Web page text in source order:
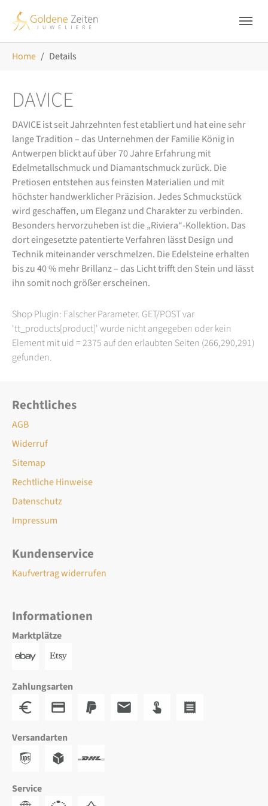
Home Details
DAVICE
DAVICE ist seit Jahrzehnten fest etabliert und hat eine sehr
lange Tradition – das Unternehmen der Familie König in
Antwerpen blickt auf über 70 Jahre Erfahrung mit
Edelmetallschmuck und Diamantschmuck zurück. Die
Pretiosen entstehen aus feinsten Materialien und mit
höchster handwerklicher Präzision. Jedes Schmuckstück
wird geschaffen, um Eleganz und Charakter zu verbinden.
Besonders hervorzuheben ist die „Riviera“-Kollektion. Das
dort eingesetzte patentierte Verfahren lässt Design und
Technik miteinander verschmelzen. Die Edelsteine erhalten
bis zu 40 % mehr Brillanz – das Licht trifft den Stein und lässt
ihn somit noch größer erscheinen.
Shop Plugin: Falscher Parameter. GET/POST var
'tt_products[product]' wurde nicht angegeben oder kein
Element mit uid = 2375 auf den erlaubten Seiten (266,290,291)
gefunden.
Rechtliches
AGB
Widerruf
Sitemap
Rechtliche Hinweise
Datenschutz
Impressum
Kundenservice
Kaufvertrag widerrufen
Informationen
Marktplätze
Zahlungsarten
Versandarten
Service